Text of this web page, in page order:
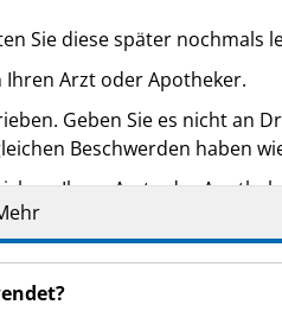
Sie diese später nochmals
Ihren Arzt oder Apotheker.
Geben Sie es nicht an
Beschwerden haben
an Ihren Arzt oder
angegeben sind. Siehe